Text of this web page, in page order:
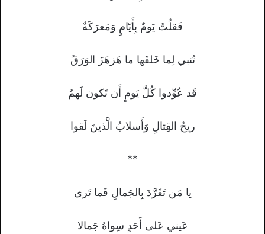
فَقلُتُ يَومٌ بِأَيّامٍ وَمَعرَكَةٌ
تُنبي لِما خَلفَها ما هَزهَزَ الوَرَقُ
قَد عُوِّدوا كُلَّ يَومٍ أَن تَكون لَهمُ
ريحُ القِتالِ وَأَسلابُ الَّذينَ لَقوا
**
يا مَن تَفَرَّدَ بِالجَمالِ فَما تَرى
عَيني عَلى أَحَدٍ سِواهُ جَمالا